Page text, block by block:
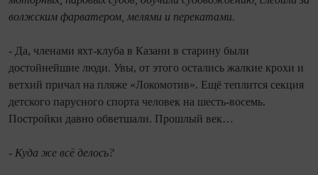
волжским фарватером, мелями и перекатами.
- Да, членами яхт-клуба в Казани в старину были
достойнейшие люди. Увы, от этого остались жалкие крохи и
ветхий причал на пляже «Локомотив». Ещё теплится секция
детского парусного спорта человек на шесть-восемь.
Постройки давно обветшали. Прошлый век…
- Куда же всё делось?